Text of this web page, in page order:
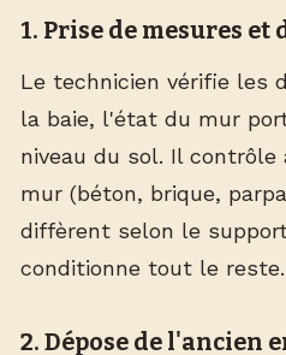
1. Prise de mesures et
Le technicien vérifie les
la baie, l'état du mur
niveau du sol. Il
mur (béton, brique,
diffèrent selon le
conditionne tout le reste.
2. Dépose de l'ancien